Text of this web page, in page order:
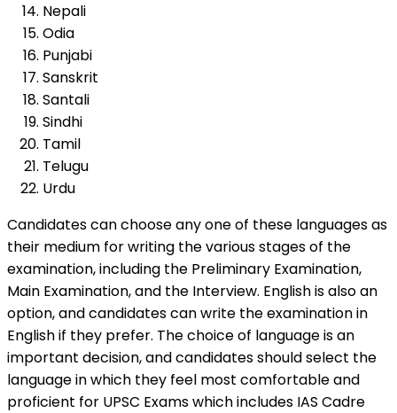
Nepali
Odia
Punjabi
Sanskrit
Santali
Sindhi
Tamil
Telugu
Urdu
Candidates can choose any one of these languages as
their medium for writing the various stages of the
examination, including the Preliminary Examination,
Main Examination, and the Interview. English is also an
option, and candidates can write the examination in
English if they prefer. The choice of language is an
important decision, and candidates should select the
language in which they feel most comfortable and
proficient for UPSC Exams which includes IAS Cadre